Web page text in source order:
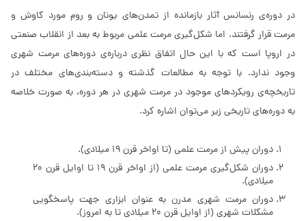
در دوره‌ی رنسانس آثار بازمانده از تمدن‌هاى یونان و روم مورد کاوش و
مرمت قرار گرفتند. اما شکل‌گیرى مرمت علمى مربوط به بعد از انقلاب صنعتى
در اروپا است که با این حال اتفاق نظرى درباره‌ی دوره‌های مرمت شهرى
وجود ندارد. با توجه به مطالعات گذشته و دسته‌بندی‌های مختلف در
تاریخچه‌ی رویکردهاى موجود در مرمت شهری در هر دوره، به صورت خلاصه
به دوره‌هاى تاریخى زیر می‌توان اشاره کرد.
دوران پیش از مرمت علمى (تا اواخر قرن 19 میلادی).
دوران شکل‌گیرى مرمت علمى (از اواخر قرن 19 تا اوایل قرن 20
میلادى).
دوران مرمت شهرى مدرن به عنوان ابزارى جهت پاسخگویی
مشکلات شهرى (از اوایل قرن 20 میلادی تا به امروز).